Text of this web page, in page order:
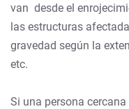
van desde el
las estructuras
gravedad según la
etc.
Si una persona